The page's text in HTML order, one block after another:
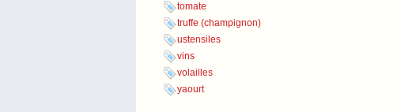
tomate
truffe (champignon)
ustensiles
vins
volailles
yaourt